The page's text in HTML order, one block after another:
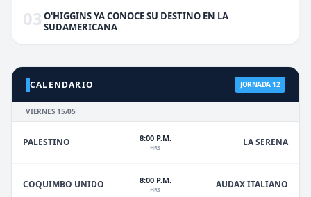
03 O'HIGGINS YA CONOCE SU DESTINO EN LA
SUDAMERICANA
CALENDARIO JORNADA 12
VIERNES 15/05
PALESTINO 8:00 P.M.
HRS LA SERENA
COQUIMBO UNIDO 8:00 P.M.
HRS AUDAX ITALIANO